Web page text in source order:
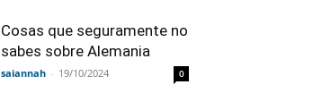
Cosas que seguramente no
sabes sobre Alemania
saiannah - 19/10/2024 0